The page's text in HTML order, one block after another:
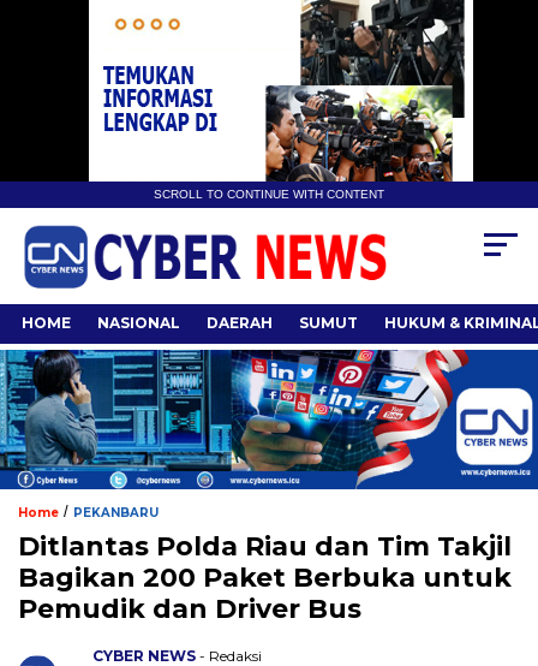
SCROLL TO CONTINUE WITH CONTENT
HOME NASIONAL DAERAH SUMUT HUKUM &
Home / PEKANBARU
Ditlantas Polda Riau dan Tim Takjil
Bagikan 200 Paket Berbuka untuk
Pemudik dan Driver Bus
CYBER NEWS - Redaksi